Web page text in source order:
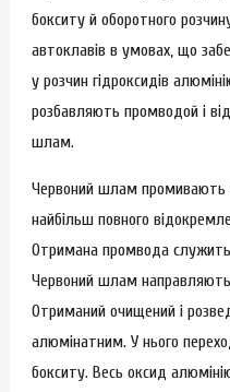
бокситу й оборотного
автоклавів в умовах, що
у розчин гідроксидів
розбавляють промводой і
шлам.
Червоний шлам промивають
найбільш повного
Отримана промвода
Червоний шлам направляють
Отриманий очищений і
алюмінатним. У нього
бокситу. Весь оксид